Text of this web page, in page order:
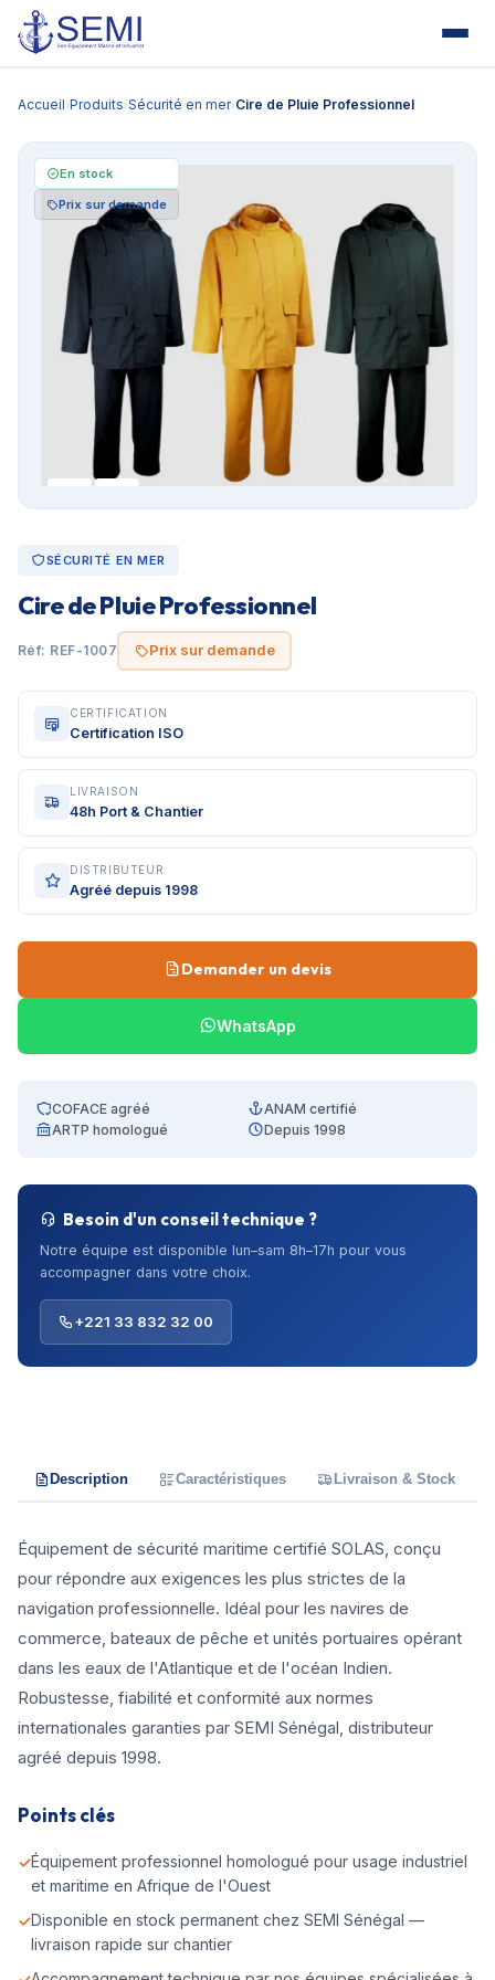
Accueil›Produits›Sécurité en mer›Cire de Pluie Professionnel
En stock
Prix sur demande
SÉCURITÉ EN MER
Cire de Pluie Professionnel
Réf: REF-1007 Prix sur demande
CERTIFICATION
Certification ISO
LIVRAISON
48h Port & Chantier
DISTRIBUTEUR
Agréé depuis 1998
Demander un devis
WhatsApp
COFACE agréé
ANAM certifié
ARTP homologué
Depuis 1998
Besoin d'un conseil technique ?
Notre équipe est disponible lun–sam 8h–17h pour vous
accompagner dans votre choix.
+221 33 832 32 00
Description Caractéristiques Livraison & Stock
Équipement de sécurité maritime certifié SOLAS, conçu
pour répondre aux exigences les plus strictes de la
navigation professionnelle. Idéal pour les navires de
commerce, bateaux de pêche et unités portuaires opérant
dans les eaux de l'Atlantique et de l'océan Indien.
Robustesse, fiabilité et conformité aux normes
internationales garanties par SEMI Sénégal, distributeur
agréé depuis 1998.
Points clés
Équipement professionnel homologué pour usage industriel
et maritime en Afrique de l'Ouest
Disponible en stock permanent chez SEMI Sénégal —
livraison rapide sur chantier